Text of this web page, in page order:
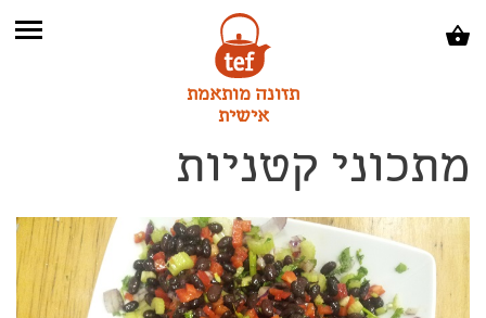
תזונה מותאמת
אישית
מתכוני קטניות